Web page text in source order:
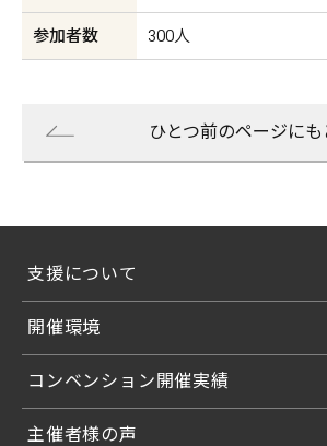
参加者数 300人
ひとつ前のページにも
支援について
開催環境
コンベンション開催実績
主催者様の声